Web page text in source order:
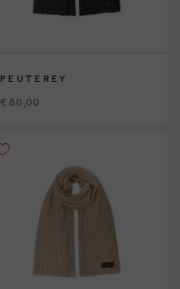
PEUTEREY
€ 80,00